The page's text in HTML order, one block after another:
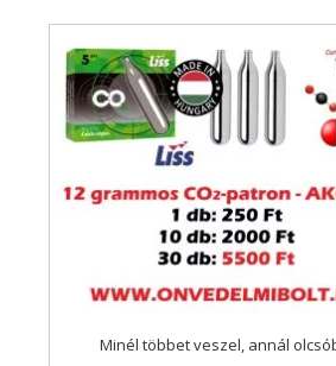
Minél többet veszel, annál